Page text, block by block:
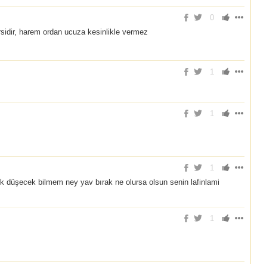
0
harem ordan ucuza kesinlikle vermez
1
1
1
düşecek bilmem ney yav bırak ne olursa olsun senin lafinlami
1